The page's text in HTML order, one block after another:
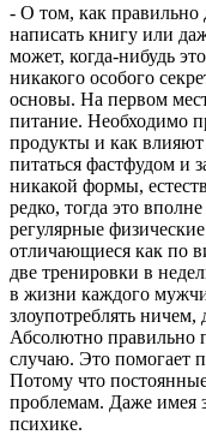
- О том, как правильно
написать книгу или
может, когда-нибудь
никакого особого
основы. На первом
питание. Необходимо
продукты и как
питаться фастфудом и
никакой формы,
редко, тогда это
регулярные
отличающиеся как по
две тренировки в
в жизни каждого
злоупотреблять
Абсолютно правильно
случаю. Это помогает
Потому что
проблемам. Даже имея
психике.